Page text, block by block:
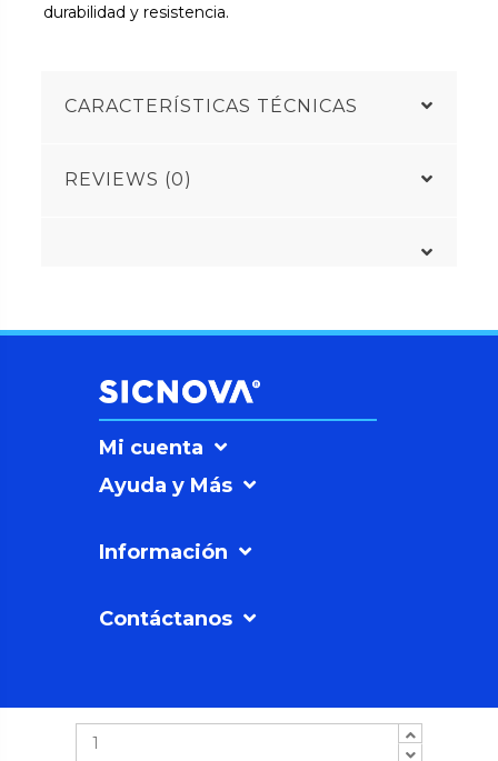
durabilidad y resistencia.
CARACTERÍSTICAS TÉCNICAS
REVIEWS (0)
Mi cuenta
Ayuda y Más
Información
Contáctanos
SICNOVAº